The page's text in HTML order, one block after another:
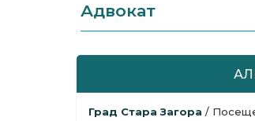
Адвокат
Град Стара Загора /